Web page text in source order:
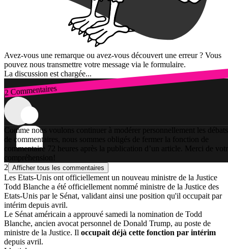
Avez-vous une remarque ou avez-vous découvert une erreur ? Vous
pouvez nous transmettre votre message via le formulaire.
La discussion est chargée...
2 Commentaires
Connexion
Comme nous voulons continuer à modérer personnellement les débats
de commentaires, nous sommes obligés de fermer la fonction de
commentaire 72 heures après la publication d’un article. Merci de
compréhension!
2 Afficher tous les commentaires
Les Etats-Unis ont officiellement un nouveau ministre de la Justice
Todd Blanche a été officiellement nommé ministre de la Justice des
Etats-Unis par le Sénat, validant ainsi une position qu'il occupait par
intérim depuis avril.
Le Sénat américain a approuvé samedi la nomination de Todd
Blanche, ancien avocat personnel de Donald Trump, au poste de
ministre de la Justice. Il occupait déjà cette fonction par intérim
depuis avril.